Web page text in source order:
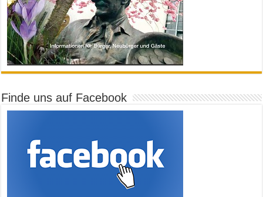
Finde uns auf Facebook